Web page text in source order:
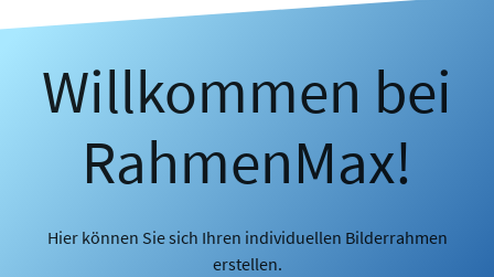
Willkommen bei
RahmenMax!
Hier können Sie sich Ihren individuellen Bilderrahmen
erstellen.